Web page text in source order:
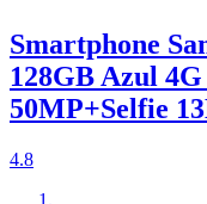
Smartphone
128GB Azul
50MP+Selfie
4.8